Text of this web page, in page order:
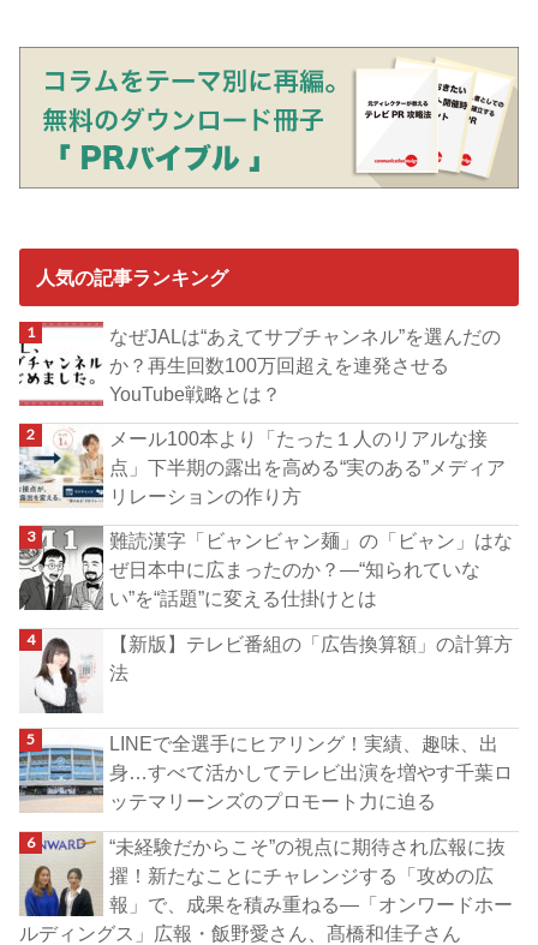
人気の記事ランキング
なぜJALは“あえてサブチャンネル”を選んだの
か？再生回数100万回超えを連発させる
YouTube戦略とは？
メール100本より「たった１人のリアルな接
点」下半期の露出を高める“実のある”メディア
リレーションの作り方
難読漢字「ビャンビャン麺」の「ビャン」はな
ぜ日本中に広まったのか？―“知られていな
い”を“話題”に変える仕掛けとは
【新版】テレビ番組の「広告換算額」の計算方
法
LINEで全選手にヒアリング！実績、趣味、出
身…すべて活かしてテレビ出演を増やす千葉ロ
ッテマリーンズのプロモート力に迫る
“未経験だからこそ”の視点に期待され広報に抜
擢！新たなことにチャレンジする「攻めの広
報」で、成果を積み重ねる―「オンワードホー
ルディングス」広報・飯野愛さん、髙橋和佳子さん